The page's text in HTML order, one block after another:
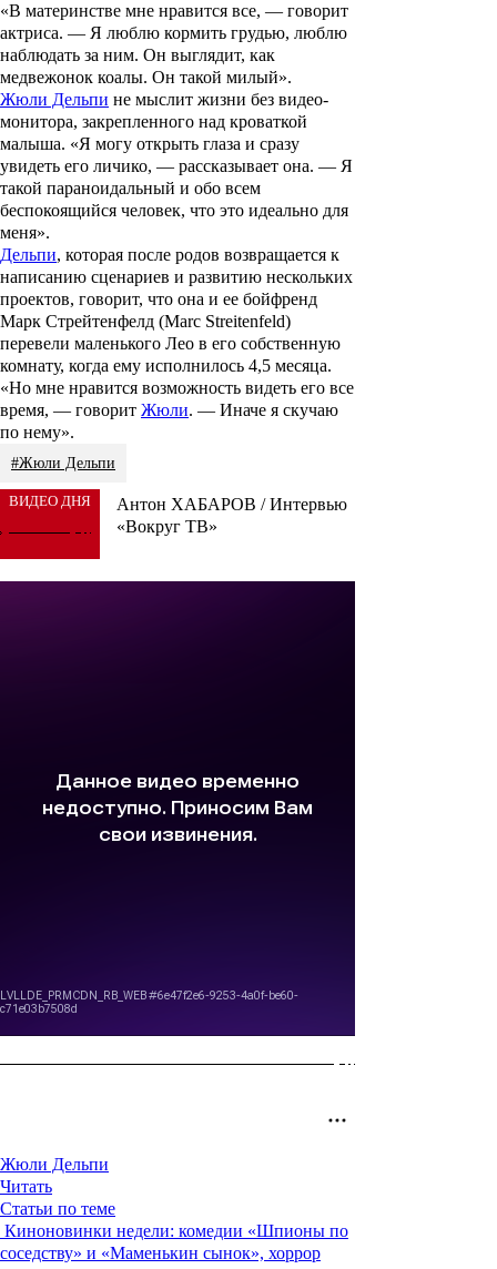
«В материнстве мне нравится все, — говорит
актриса. — Я люблю кормить грудью, люблю
наблюдать за ним. Он выглядит, как
медвежонок коалы. Он такой милый».
Жюли Дельпи не мыслит жизни без видео-
монитора, закрепленного над кроваткой
малыша. «Я могу открыть глаза и сразу
увидеть его личико, — рассказывает она. — Я
такой параноидальный и обо всем
беспокоящийся человек, что это идеально для
меня».
Дельпи, которая после родов возвращается к
написанию сценариев и развитию нескольких
проектов, говорит, что она и ее бойфренд
Марк Стрейтенфелд (Marc Streitenfeld)
перевели маленького Лео в его собственную
комнату, когда ему исполнилось 4,5 месяца.
«Но мне нравится возможность видеть его все
время, — говорит Жюли. — Иначе я скучаю
по нему».
#Жюли Дельпи
ВИДЕО ДНЯ
Антон ХАБАРОВ / Интервью
«Вокруг ТВ»
Жюли Дельпи
Читать
Статьи по теме
Киноновинки недели: комедии «Шпионы по
соседству» и «Маменькин сынок», хоррор